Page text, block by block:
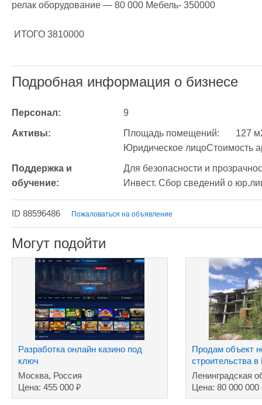
релак оборудование — 80 000 Мебель- 350000
Подробная информация о бизнесе
Персонал: 9
Активы: Площадь помещений:	127 м2Информация об арендодателе:
Поддержка и
обучение:
Для безопасности и
Инвест. Сбор сведений о
ID 88596486 Пожаловаться на объявление
Могут подойти
Разработка онлайн казино под
ключ
Москва, Россия
Цена: 455 000 ₽
Продам объект
строительства
Леноблость
Ленинградская
Цена: 80 000 000